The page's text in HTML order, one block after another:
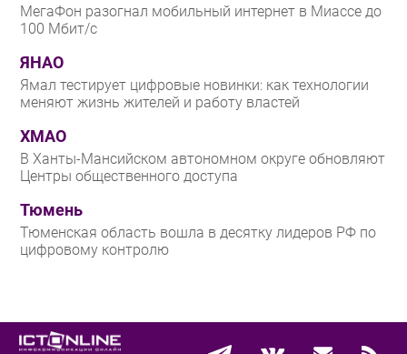
МегаФон разогнал мобильный интернет в Миассе до
100 Мбит/с
ЯНАО
Ямал тестирует цифровые новинки: как технологии
меняют жизнь жителей и работу властей
ХМАО
В Ханты-Мансийском автономном округе обновляют
Центры общественного доступа
Тюмень
Тюменская область вошла в десятку лидеров РФ по
цифровому контролю